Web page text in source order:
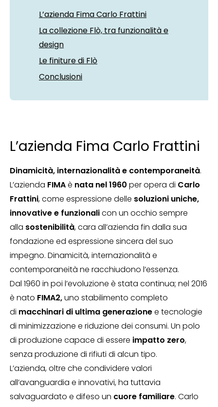
L’azienda Fima Carlo Frattini
La collezione Flò, tra funzionalità e
design
Le finiture di Flò
Conclusioni
L’azienda Fima Carlo Frattini
Dinamicità, internazionalità e contemporaneità.
L’azienda FIMAè nata nel 1960 per opera di Carlo
Frattini, come espressione delle soluzioni uniche,
innovative e funzionalicon un occhio sempre
alla sostenibilità, cara all’azienda fin dalla sua
fondazione ed espressione sincera del suo
impegno. Dinamicità, internazionalità e
contemporaneità ne racchiudono l’essenza.
Dal 1960 in poi l’evoluzione è stata continua; nel 2016
è nato FIMA2,uno stabilimento completo
di macchinari di ultima generazionee tecnologie
di minimizzazione e riduzione dei consumi. Un polo
di produzione capace di essere impatto zero,
senza produzione di rifiuti di alcun tipo.
L’azienda, oltre che condividere valori
all’avanguardia e innovativi, ha tuttavia
salvaguardato e difeso un cuore familiare. Carlo